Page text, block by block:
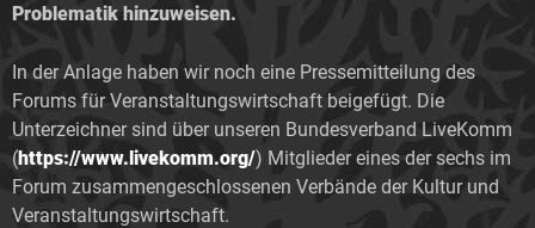
Problematik hinzuweisen.
In der Anlage haben wir noch eine Pressemitteilung des
Forums für Veranstaltungswirtschaft beigefügt. Die
Unterzeichner sind über unseren Bundesverband LiveKomm
(https://www.livekomm.org/) Mitglieder eines der sechs im
Forum zusammengeschlossenen Verbände der Kultur und
Veranstaltungswirtschaft.